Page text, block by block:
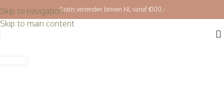
Skip to navigation
Skip to main content
Gratis verzenden binnen NL vanaf €100,-